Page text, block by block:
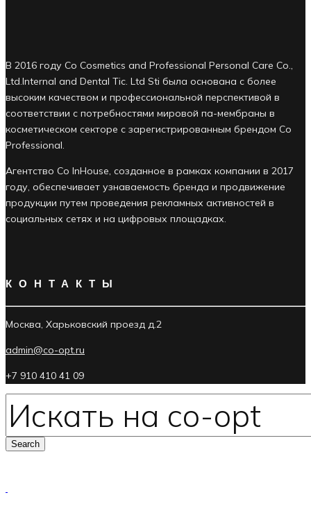
В 2016 году Co Cosmetics and Professional Personal Care Co.,
Ltd.Internal and Dental Tic. Ltd Sti была основана с более
высоким качеством и профессиональной перспективой в
соответствии с потребностями мировой па-мембраны в
косметическом секторе с зарегистрированным брендом Co
Professional.
Агентство Co InHouse, созданное в рамках компании в 2017
году, обеспечивает узнаваемость бренда и продвижение
продукции путем проведения рекламных активностей в
социальных сетях и на цифровых площадках.
КОНТАКТЫ
Москва, Харьковский проезд д.2
admin@co-opt.ru
+7 910 410 41 09